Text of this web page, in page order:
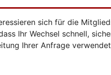
sich für die
Ihr Wechsel schnell,
Ihrer Anfrage